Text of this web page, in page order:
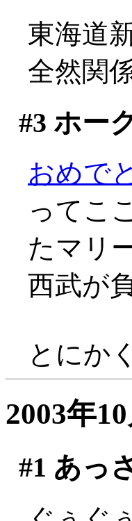
東海道
全然関
#3 ホー
おめで
ってこ
たマリ
西武が
とにか
2003年
#1 あっ